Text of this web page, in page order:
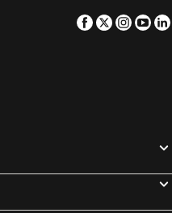
Għasri, Gozo HotéisFacebook
Twitter